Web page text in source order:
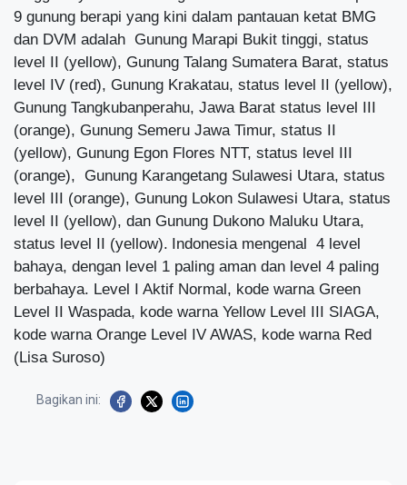
9 gunung berapi yang kini dalam pantauan ketat BMG
dan DVM adalah Gunung Marapi Bukit tinggi, status
level II (yellow), Gunung Talang Sumatera Barat, status
level IV (red), Gunung Krakatau, status level II (yellow),
Gunung Tangkubanperahu, Jawa Barat status level III
(orange), Gunung Semeru Jawa Timur, status II
(yellow), Gunung Egon Flores NTT, status level III
(orange), Gunung Karangetang Sulawesi Utara, status
level III (orange), Gunung Lokon Sulawesi Utara, status
level II (yellow), dan Gunung Dukono Maluku Utara,
status level II (yellow). Indonesia mengenal 4 level
bahaya, dengan level 1 paling aman dan level 4 paling
berbahaya. Level I Aktif Normal, kode warna Green
Level II Waspada, kode warna Yellow Level III SIAGA,
kode warna Orange Level IV AWAS, kode warna Red
(Lisa Suroso)
Bagikan ini: